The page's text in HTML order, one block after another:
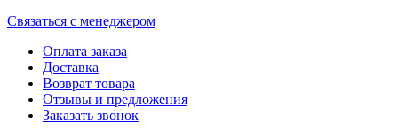
Cвязаться с менеджером
Оплата заказа
Доставка
Возврат товара
Отзывы и предложения
Заказать звонок